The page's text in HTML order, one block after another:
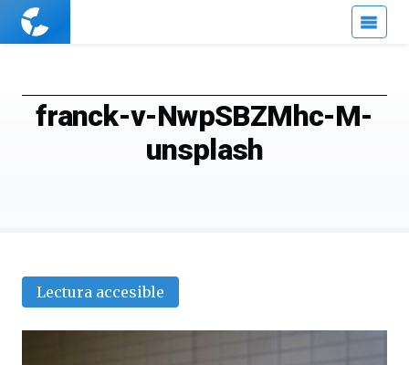
Cuaderno
franck-v-NwpSBZMhc-M-
unsplash
Lectura accesible